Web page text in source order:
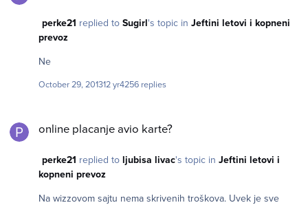
perke21 replied to Sugirl's topic in Jeftini letovi i kopneni
prevoz
Ne
October 29, 201312 yr4256 replies
online placanje avio karte?
perke21 replied to ljubisa livac's topic in Jeftini letovi i
kopneni prevoz
Na wizzovom sajtu nema skrivenih troškova. Uvek je sve